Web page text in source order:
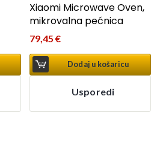
Xiaomi Microwave Oven,
mikrovalna pećnica
79,45€
Dodaj u košaricu
Usporedi